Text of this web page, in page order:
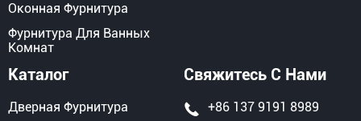
Оконная Фурнитура
Фурнитура Для Ванных
Комнат
Каталог
Дверная Фурнитура
Свяжитесь С Нами
+86 137 9191 8989